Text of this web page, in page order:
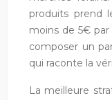
produits prend
moins de 5€
composer un
qui raconte la
La meilleure